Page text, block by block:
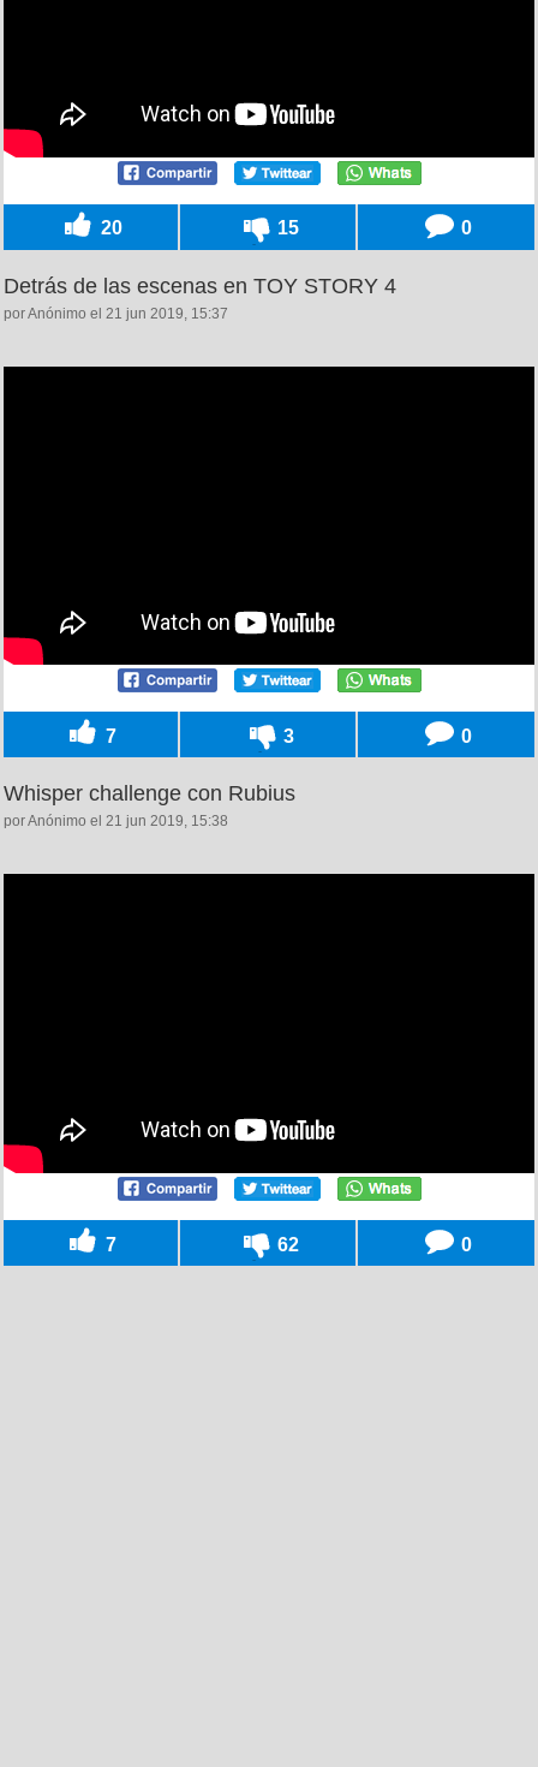
20 15 0
Detrás de las escenas en TOY STORY 4
por Anónimo el 21 jun 2019, 15:37
7 3 0
Whisper challenge con Rubius
por Anónimo el 21 jun 2019, 15:38
7 62 0